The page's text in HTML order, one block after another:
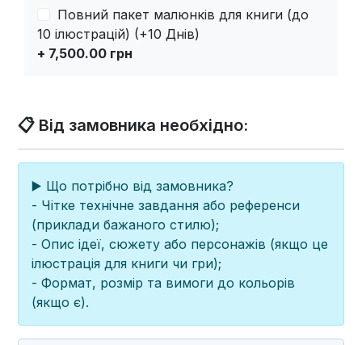
Повний пакет малюнків для книги (до
10 ілюстрацій) (+10 Днів)
+ 7,500.00 грн
📋 Від замовника необхідно:
▶️ Що потрібно від замовника?
- Чітке технічне завдання або референси
(приклади бажаного стилю);
- Опис ідеї, сюжету або персонажів (якщо це
ілюстрація для книги чи гри);
- Формат, розмір та вимоги до кольорів
(якщо є).